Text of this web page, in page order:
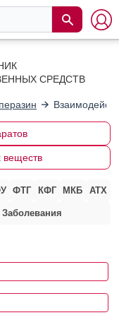
СРЕДСТВ
веществ
ФТГ КФГ МКБ АТХ
Заболевания